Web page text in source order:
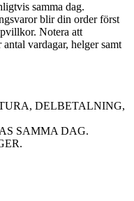
samma dag.
blir din order först
Notera att
vardagar, helger samt
DELBETALNING,
SAMMA DAG.